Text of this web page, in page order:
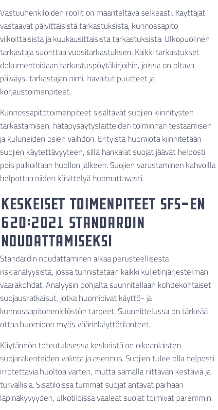
Vastuuhenkilöiden roolit on määriteltävä selkeästi. Käyttäjät
vastaavat päivittäisistä tarkastuksista, kunnossapito
viikoittaisista ja kuukausittaisista tarkastuksista. Ulkopuolinen
tarkastaja suorittaa vuositarkastuksen. Kaikki tarkastukset
dokumentoidaan tarkastuspöytäkirjoihin, joissa on oltava
päiväys, tarkastajan nimi, havaitut puutteet ja
korjaustoimenpiteet.
Kunnossapitotoimenpiteet sisältävät suojien kiinnitysten
tarkastamisen, hätäpysäytyslaitteiden toiminnan testaamisen
ja kuluneiden osien vaihdon. Erityistä huomiota kiinnitetään
suojien käytettävyyteen, sillä hankalat suojat jäävät helposti
pois paikoiltaan huollon jälkeen. Suojien varustaminen kahvoilla
helpottaa niiden käsittelyä huomattavasti.
Keskeiset toimenpiteet SFS-EN
620:2021 standardin
noudattamiseksi
Standardin noudattaminen alkaa perusteellisesta
riskianalyysistä, jossa tunnistetaan kaikki kuljetinjärjestelmän
vaarakohdat. Analyysin pohjalta suunnitellaan kohdekohtaiset
suojausratkaisut, jotka huomioivat käyttö- ja
kunnossapitohenkilöstön tarpeet. Suunnittelussa on tärkeää
ottaa huomioon myös väärinkäyttötilanteet.
Käytännön toteutuksessa keskeistä on oikeanlaisten
suojarakenteiden valinta ja asennus. Suojien tulee olla helposti
irrotettavia huoltoa varten, mutta samalla riittävän kestäviä ja
turvallisia. Sisätiloissa tummat suojat antavat parhaan
läpinäkyvyyden, ulkotiloissa vaaleat suojat toimivat paremmin.